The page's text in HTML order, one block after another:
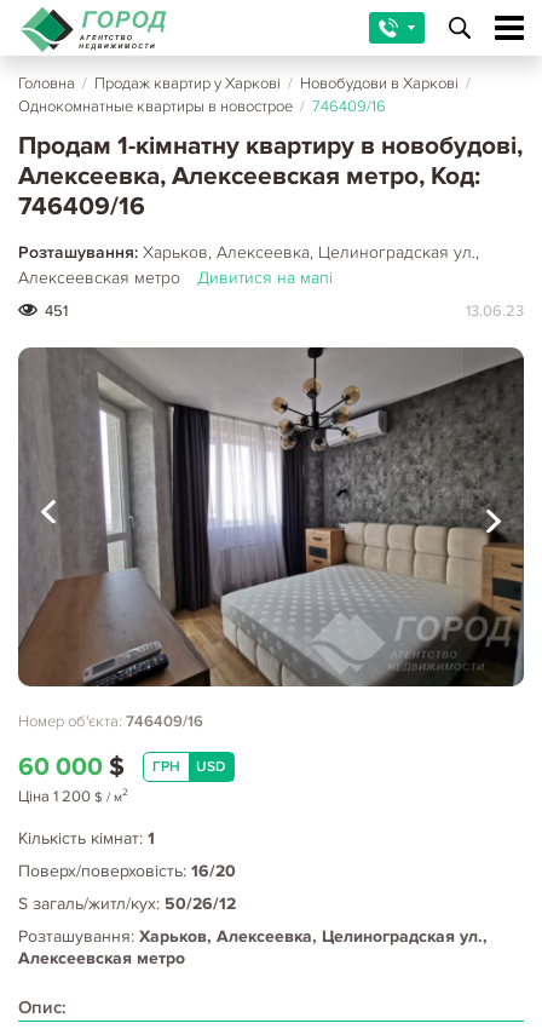
Головна / Продаж квартир у Харкові / Новобудови в Харкові /
Однокомнатные квартиры в новострое / 746409/16
Продам 1-кімнатну квартиру в новобудові,
Алексеевка, Алексеевская метро, Код:
746409/16
Розташування: Харьков, Алексеевка, Целиноградская ул.,
Алексеевская метро
Дивитися на мапі
451 13.06.23
Номер об'єкта: 746409/16
60 000 $ ГРН USD
Ціна 1 200 $ / м2
Кількість кімнат: 1
Поверх/поверховість: 16/20
S загаль/житл/кух: 50/26/12
Розташування: Харьков, Алексеевка, Целиноградская ул.,
Алексеевская метро
Опис: